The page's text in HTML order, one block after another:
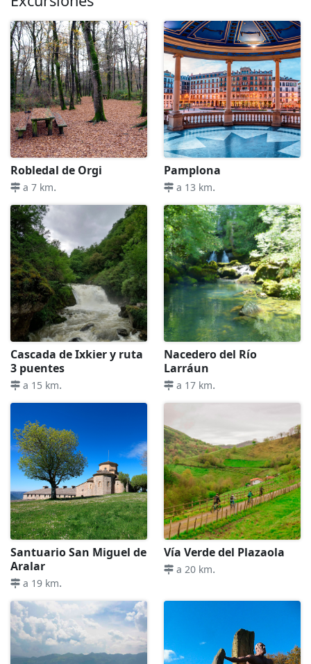
Robledal de Orgi
a 7 km.
Pamplona
a 13 km.
Cascada de Ixkier y ruta
3 puentes
a 15 km.
Nacedero del Río
Larráun
a 17 km.
Santuario San Miguel de
Aralar
a 19 km.
Vía Verde del Plazaola
a 20 km.